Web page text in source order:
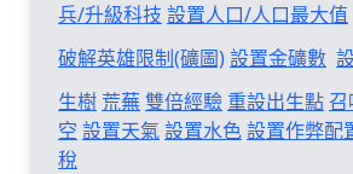
兵/升級科技 設置人口/人口最大值
破解英雄限制(礦圖)設置金礦數
生樹 荒蕪雙倍經驗 重設出生點召
空 設置天氣設置水色設置作弊配
稅